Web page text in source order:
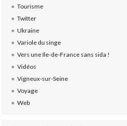
Tourisme
Twitter
Ukraine
Variole du singe
Vers une Ile-de-France sans sida !
Vidéos
Vigneux-sur-Seine
Voyage
Web